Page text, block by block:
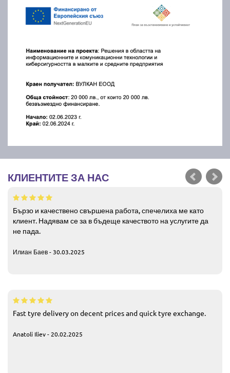
КЛИЕНТИТЕ ЗА НАС
Бързо и качествено свършена работа, спечелиха ме като
клиент. Надявам се за в бъдеще качеството на услугите да
не пада.
Илиан Баев - 30.03.2025
Fast tyre delivery on decent prices and quick tyre exchange.
Anatoli Iliev - 20.02.2025